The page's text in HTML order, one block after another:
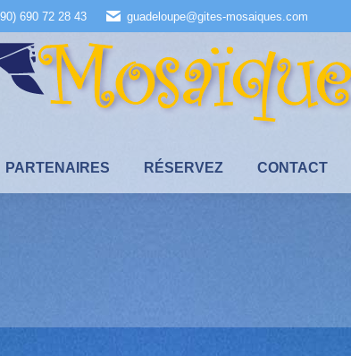
690 72 28 43 guadeloupe@gites-mosaiques.com
PARTENAIRES RÉSERVEZ CONTACT